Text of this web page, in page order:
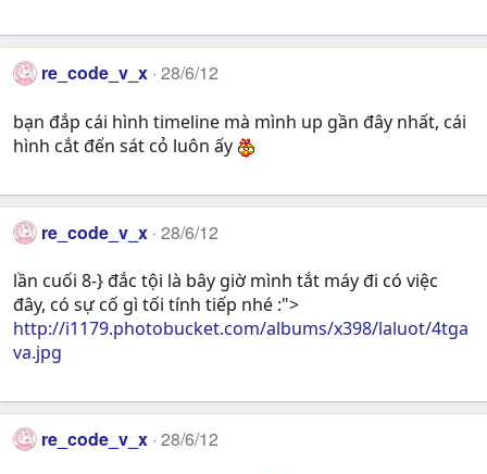
re_code_v_x 28/6/12
bạn đắp cái hình timeline mà mình up gần đây nhất, cái
hình cắt đến sát cỏ luôn ấy
re_code_v_x 28/6/12
lần cuối 8-} đắc tội là bây giờ mình tắt máy đi có việc
đây, có sự cố gì tối tính tiếp nhé :">
http://i1179.photobucket.com/albums/x398/laluot/4tga
va.jpg
re_code_v_x 28/6/12